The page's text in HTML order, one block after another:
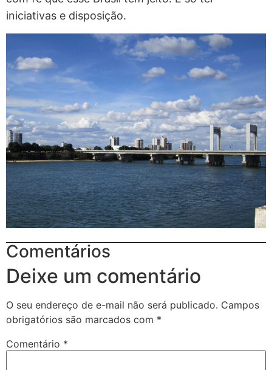
iniciativas e disposição.
Comentários
Deixe um comentário
O seu endereço de e-mail não será publicado. Campos
obrigatórios são marcados com *
Comentário *